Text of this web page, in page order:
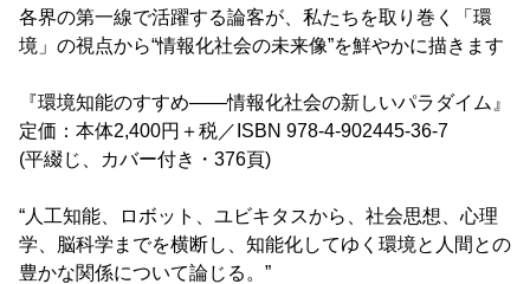
各界の第一線で活躍する論客が、私たちを取り巻く「環
境」の視点から“情報化社会の未来像”を鮮やかに描きます
『環境知能のすすめ――情報化社会の新しいパラダイム』
定価：本体2,400円＋税／ISBN 978-4-902445-36-7
(平綴じ、カバー付き・376頁)
“人工知能、ロボット、ユビキタスから、社会思想、心理
学、脳科学までを横断し、知能化してゆく環境と人間との
豊かな関係について論じる。”